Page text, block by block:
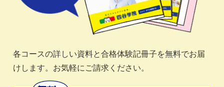
各コースの詳しい資料と合格体験記冊子を無料でお届
けします。お気軽にご請求ください。